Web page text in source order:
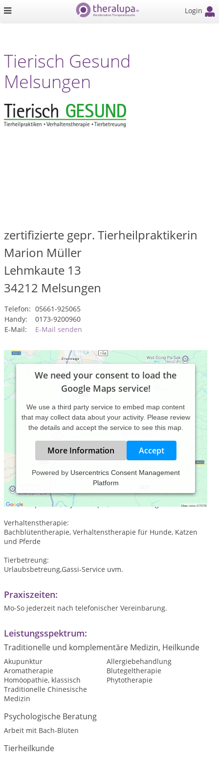
Login
Tierisch Gesund
Melsungen
zertifizierte gepr. Tierheilpraktikerin
Marion Müller
Lehmkaute 13
34212 Melsungen
Telefon: 05661-925065
Handy:
0173-9200960
E-Mail:
E-Mail senden
We need your consent to load the
Google Maps service!
We use a third party service to embed map content
that may collect data about your activity. Please review
the details and accept the service to see this map.
More Information Accept
Powered by Usercentrics Consent Management
Platform
Tierheilpraktiken Kleintiere und Pferde:
Homöopatie,Akupunktur,Blutegel Behandlungen,Massagen
und Akkupressur,Phytotherapie,Futterberatung
Verhaltenstherapie:
Bachblütentherapie, Verhaltenstherapie für Hunde, Katzen
und Pferde
Tierbetreung:
Urlaubsbetreung,Gassi-Service uvm.
Praxiszeiten:
Mo-So jederzeit nach telefonischer Vereinbarung.
Leistungsspektrum:
Traditionelle und komplementäre Medizin, Heilkunde
Akupunktur
Allergiebehandlung
Aromatherapie
Blutegeltherapie
Homöopathie, klassisch
Phytotherapie
Traditionelle Chinesische
Medizin
Psychologische Beratung
Arbeit mit Bach-Blüten
Tierheilkunde